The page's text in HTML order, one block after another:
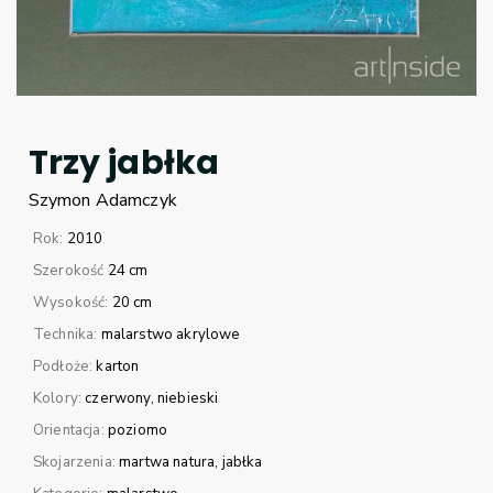
Trzy jabłka
Szymon Adamczyk
Rok: 2010
Szerokość 24 cm
Wysokość: 20 cm
Technika: malarstwo akrylowe
Podłoże:karton
Kolory:czerwony niebieski
Orientacja: poziomo
Skojarzenia:martwa natura jabłka